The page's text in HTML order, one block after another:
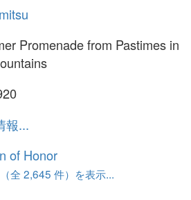
Promenade from Pastimes in
報...
of Honor
全 2,645 件）を表示...